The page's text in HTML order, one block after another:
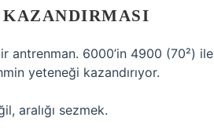
antrenman. 6000’in 4900 (70²)
yeteneği kazandırıyor.
aralığı sezmek.